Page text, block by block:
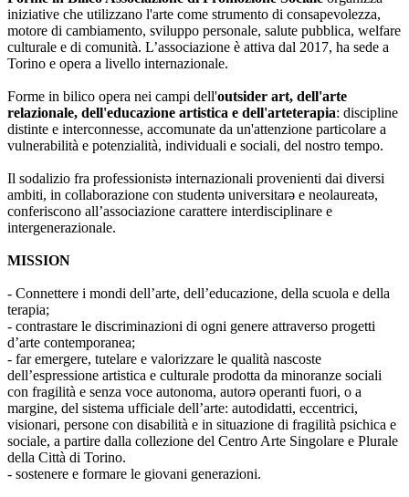
iniziative che utilizzano l'arte come strumento di consapevolezza,
motore di cambiamento, sviluppo personale, salute pubblica, welfare
culturale e di comunità. L’associazione è attiva dal 2017, ha sede a
Torino e opera a livello internazionale.
Forme in bilico opera nei campi dell'outsider art, dell'arte
relazionale, dell'educazione artistica e dell'arteterapia: discipline
distinte e interconnesse, accomunate da un'attenzione particolare a
vulnerabilità e potenzialità, individuali e sociali, del nostro tempo.
Il sodalizio fra professionistə internazionali provenienti dai diversi
ambiti, in collaborazione con studentə universitarə e neolaureatə,
conferiscono all’associazione carattere interdisciplinare e
intergenerazionale.
MISSION
- Connettere i mondi dell’arte, dell’educazione, della scuola e della
terapia;
- contrastare le discriminazioni di ogni genere attraverso progetti
d’arte contemporanea;
- far emergere, tutelare e valorizzare le qualità nascoste
dell’espressione artistica e culturale prodotta da minoranze sociali
con fragilità e senza voce autonoma, autorə operanti fuori, o a
margine, del sistema ufficiale dell’arte: autodidatti, eccentrici,
visionari, persone con disabilità e in situazione di fragilità psichica e
sociale, a partire dalla collezione del Centro Arte Singolare e Plurale
della Città di Torino.
- sostenere e formare le giovani generazioni.